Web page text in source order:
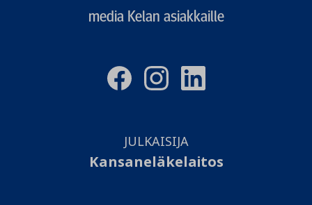
media Kelan asiakkaille
JULKAISIJA
Kansaneläkelaitos